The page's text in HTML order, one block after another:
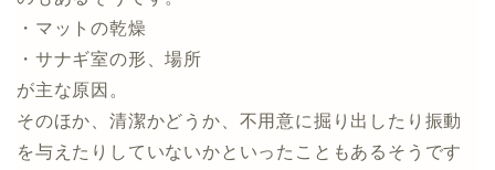
・マットの乾燥
・サナギ室の形、場所
が主な原因。
そのほか、清潔かどうか、不用意に掘り出したり振動
を与えたりしていないかといったこともあるそうです